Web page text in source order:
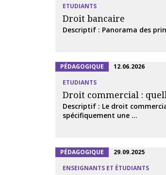
ETUDIANTS
Droit bancaire
Descriptif : Panorama des
PÉDAGOGIQUE
12.06.2026
ETUDIANTS
Droit commercial :
Descriptif : Le droit
spécifiquement une ...
PÉDAGOGIQUE
29.09.2025
ENSEIGNANTS ET ÉTUDIANTS